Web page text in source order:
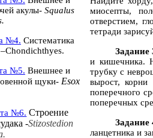
акулы- Squalus
.
№4. Систематика
Chondichthyes.
№5. Внешнее и
щуки- Esox
№6. Строение
-Stizostedion
миосепты,
отверстием,
тетради
Задание
и кишечника.
трубку с
вырост, корни
поперечного
поперечных
Задание
ланцетника и